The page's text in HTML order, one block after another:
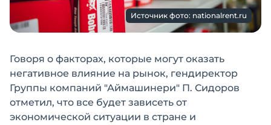
Источник фото: nationalrent.ru
Говоря о факторах, которые могут оказать
негативное влияние на рынок, гендиректор
Группы компаний "Аймашинери" П. Сидоров
отметил, что все будет зависеть от
экономической ситуации в стране и